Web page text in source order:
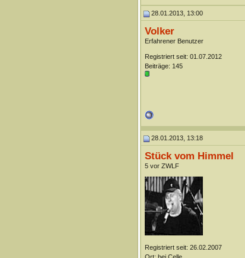
28.01.2013, 13:00
Volker
Erfahrener Benutzer
Registriert seit: 01.07.2012
Beiträge: 145
28.01.2013, 13:18
Stück vom Himmel
5 vor ZWLF
Registriert seit: 26.02.2007